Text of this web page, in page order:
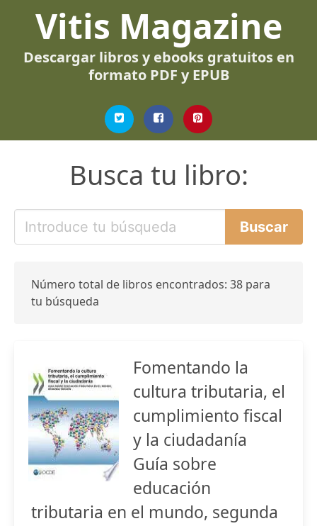
Vitis Magazine
Descargar libros y ebooks gratuitos en
formato PDF y EPUB
Busca tu libro:
Número total de libros encontrados: 38 para
tu búsqueda
Fomentando la
cultura tributaria, el
cumplimiento fiscal
y la ciudadanía
Guía sobre
educación
tributaria en el mundo, segunda